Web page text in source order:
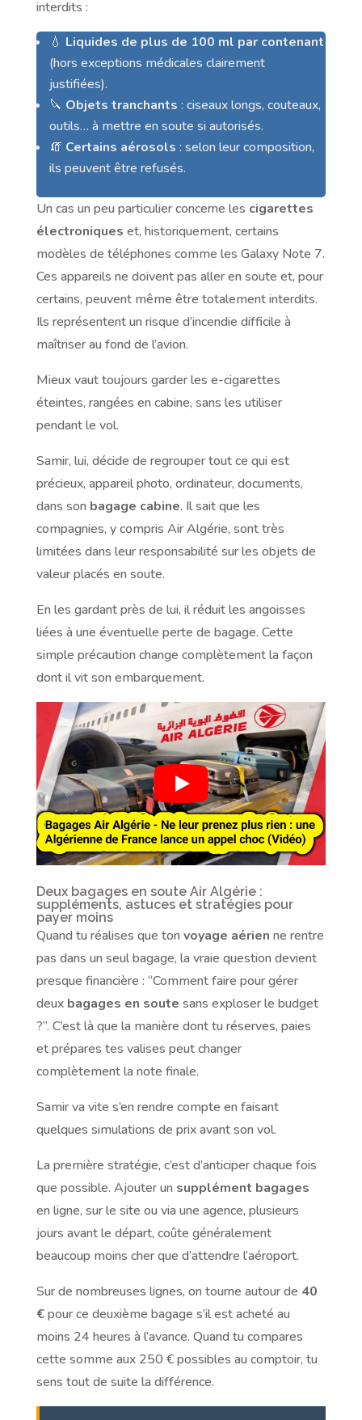
interdits :
💧 Liquides de plus de 100 ml par contenant
(hors exceptions médicales clairement
justifiées).
🔪 Objets tranchants : ciseaux longs, couteaux,
outils… à mettre en soute si autorisés.
🧯 Certains aérosols : selon leur composition,
ils peuvent être refusés.
Un cas un peu particulier concerne les cigarettes
électroniques et, historiquement, certains
modèles de téléphones comme les Galaxy Note 7.
Ces appareils ne doivent pas aller en soute et, pour
certains, peuvent même être totalement interdits.
Ils représentent un risque d’incendie difficile à
maîtriser au fond de l’avion.
Mieux vaut toujours garder les e-cigarettes
éteintes, rangées en cabine, sans les utiliser
pendant le vol.
Samir, lui, décide de regrouper tout ce qui est
précieux, appareil photo, ordinateur, documents,
dans son bagage cabine. Il sait que les
compagnies, y compris Air Algérie, sont très
limitées dans leur responsabilité sur les objets de
valeur placés en soute.
En les gardant près de lui, il réduit les angoisses
liées à une éventuelle perte de bagage. Cette
simple précaution change complètement la façon
dont il vit son embarquement.
Deux bagages en soute Air Algérie :
suppléments, astuces et stratégies pour
payer moins
Quand tu réalises que ton voyage aérien ne rentre
pas dans un seul bagage, la vraie question devient
presque financière : “Comment faire pour gérer
deux bagages en soute sans exploser le budget
?”. C’est là que la manière dont tu réserves, paies
et prépares tes valises peut changer
complètement la note finale.
Samir va vite s’en rendre compte en faisant
quelques simulations de prix avant son vol.
La première stratégie, c’est d’anticiper chaque fois
que possible. Ajouter un supplément bagages
en ligne, sur le site ou via une agence, plusieurs
jours avant le départ, coûte généralement
beaucoup moins cher que d’attendre l’aéroport.
Sur de nombreuses lignes, on tourne autour de 40
€pour ce deuxième bagage s’il est acheté au
moins 24 heures à l’avance. Quand tu compares
cette somme aux 250 € possibles au comptoir, tu
sens tout de suite la différence.